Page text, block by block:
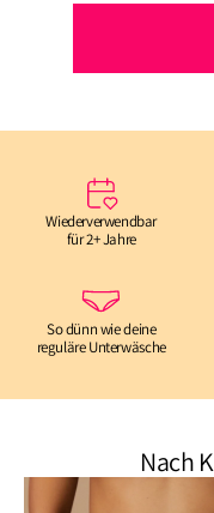
Wiederverwendbar
für 2+ Jahre
So dünn wie deine
reguläre Unterwäsche
Nach